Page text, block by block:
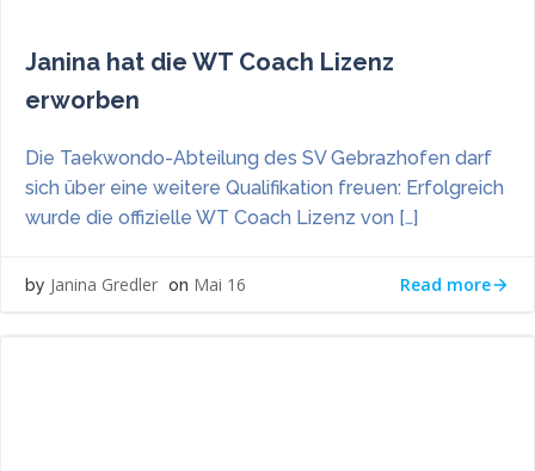
Janina hat die WT Coach Lizenz
erworben
Die Taekwondo-Abteilung des SV Gebrazhofen darf
sich über eine weitere Qualifikation freuen: Erfolgreich
wurde die offizielle WT Coach Lizenz von […]
by Janina Gredler on Mai 16 Read more